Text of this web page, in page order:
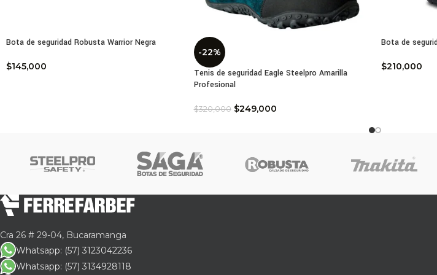
Bota de seguridad Robusta Warrior Negra
$145,000
-22%
Tenis de seguridad Eagle Steelpro Amarilla
Profesional
$320,000 $249,000
Bota de
$210,000
Cra 26 # 29-04, Bucaramanga
Whatsapp: (57) 3123042236
Whatsapp: (57) 3134928118